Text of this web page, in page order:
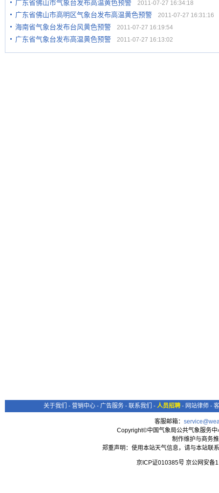
广东省佛山市气象台发布高温黄色预警 2011-07-27 16:34:18
广东省佛山市高明区气象台发布高温黄色预警 2011-07-27 16:31:16
海南省气象台发布台风黄色预警 2011-07-27 16:19:54
广东省气象台发布高温黄色预警 2011-07-27 16:13:02
关于我们 - 营销中心 - 广告服务 - 联系我们 - 人员招聘 - 网站律师 -
客服邮箱：
Copyright©中国气象局公共气象服务
制作维护与商务
郑重声明：使用本站天气信息，请与本站联
京ICP证010385号 京公网安备